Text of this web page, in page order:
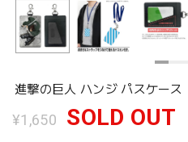
進撃の巨人 ハンジ パスケース
¥1,650 SOLD OUT